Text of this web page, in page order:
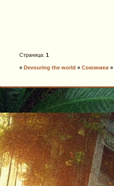
Страница: 1
» Devouring the world » Союзники »